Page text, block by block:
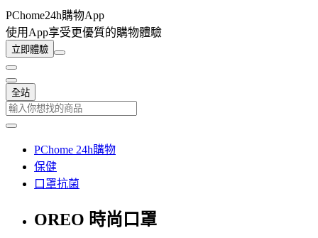
PChome24h購物App
使用App享受更優質的購物體驗
立即體驗
全站
PChome 24h購物
保健
口罩抗菌
OREO 時尚口罩